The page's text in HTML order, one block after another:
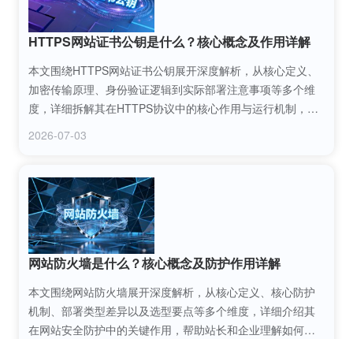
HTTPS网站证书公钥是什么？核心概念及作用详解
本文围绕HTTPS网站证书公钥展开深度解析，从核心定义、
加密传输原理、身份验证逻辑到实际部署注意事项等多个维
度，详细拆解其在HTTPS协议中的核心作用与运行机制，帮
2026-07-03
网站防火墙是什么？核心概念及防护作用详解
本文围绕网站防火墙展开深度解析，从核心定义、核心防护
机制、部署类型差异以及选型要点等多个维度，详细介绍其
在网站安全防护中的关键作用，帮助站长和企业理解如何借